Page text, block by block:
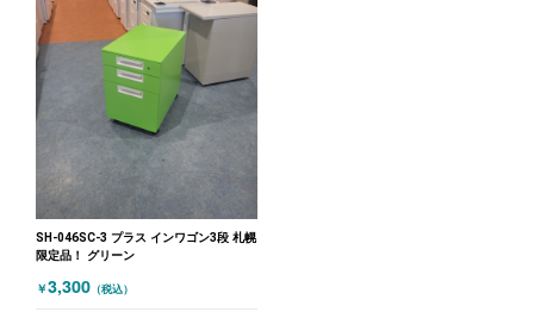
SH-046SC-3 プラス インワゴン3段 札幌
限定品！ グリーン
￥3,300 （税込）